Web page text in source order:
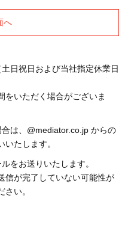
日祝日および当社指定休業日
をいただく場合がございま
は、@mediator.co.jp からの
たします。
をお送りいたします。
信が完了していない可能性が
い。